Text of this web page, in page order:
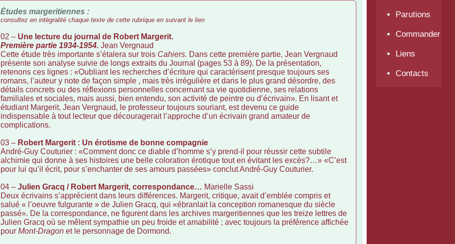
Études margeritiennes :
consultez en intègralité chaque texte de cette rubrique en suivant le lien
02 – Une lecture du journal de Robert Margerit.
Première partie 1934-1954. Jean Vergnaud
Cette étude très importante s’étalera sur trois Cahiers. Dans cette première partie, Jean Vergnaud
présente son analyse suivie de longs extraits du Journal (pages 53 à 89). De la présentation,
retenons ces lignes : «Oubliant les recherches d’écriture qui caractérisent presque toujours ses
romans, l’auteur y note de façon simple , mais très irrégulière et dans le plus grand désordre, des
détails concrets ou des réflexions personnelles concernant sa vie quotidienne, ses relations
familiales et sociales, mais aussi, bien entendu, son activité de peintre ou d’écrivain». En lisant et
étudiant Margerit, Jean Vergnaud, le professeur toujours souriant, est devenu ce guide
indispensable à tout lecteur que découragerait l’approche d’un écrivain grand amateur de
complications.
03 – Robert Margerit : Un érotisme de bonne compagnie
André-Guy Couturier : «Comment donc ce diable d’homme s’y prend-il pour réussir cette subtile
alchimie qui donne à ses histoires une belle coloration érotique tout en évitant les excès?…» «C’est
pour lui qu’il écrit, pour s’enchanter de ses amours passées» conclut André-Guy Couturier.
04 – Julien Gracq / Robert Margerit, correspondance… Marielle Sassi
Deux écrivains s’apprécient dans leurs différences. Margerit, critique, avait d’emblée compris et
salué « l’oeuvre fulgurante » de Julien Gracq, qui «ébranlait la conception romanesque du siècle
passé». De la correspondance, ne figurent dans les archives margeritiennes que les treize lettres de
Julien Gracq où se mêlent sympathie un peu froide et amabilité ; avec toujours la préférence affichée
pour Mont-Dragonet le personnage de Dormond.
Parutions
Commander
Liens
Contacts